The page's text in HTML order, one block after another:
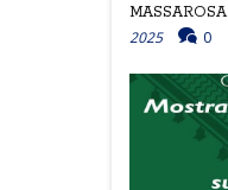
MASSAROSA
2025
0